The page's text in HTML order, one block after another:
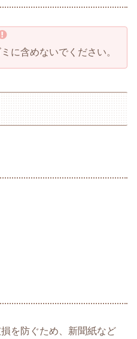
に含めないでください。
を防ぐため、新聞紙など